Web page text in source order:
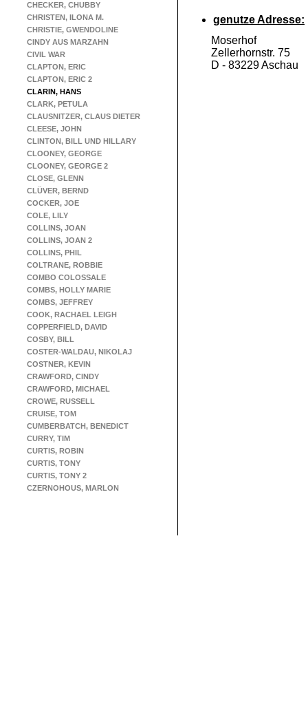
CHECKER, CHUBBY
CHRISTEN, ILONA M.
CHRISTIE, GWENDOLINE
CINDY AUS MARZAHN
CIVIL WAR
CLAPTON, ERIC
CLAPTON, ERIC 2
CLARIN, HANS
CLARK, PETULA
CLAUSNITZER, CLAUS DIETER
CLEESE, JOHN
CLINTON, BILL UND HILLARY
CLOONEY, GEORGE
CLOONEY, GEORGE 2
CLOSE, GLENN
CLÜVER, BERND
COCKER, JOE
COLE, LILY
COLLINS, JOAN
COLLINS, JOAN 2
COLLINS, PHIL
COLTRANE, ROBBIE
COMBO COLOSSALE
COMBS, HOLLY MARIE
COMBS, JEFFREY
COOK, RACHAEL LEIGH
COPPERFIELD, DAVID
COSBY, BILL
COSTER-WALDAU, NIKOLAJ
COSTNER, KEVIN
CRAWFORD, CINDY
CRAWFORD, MICHAEL
CROWE, RUSSELL
CRUISE, TOM
CUMBERBATCH, BENEDICT
CURRY, TIM
CURTIS, ROBIN
CURTIS, TONY
CURTIS, TONY 2
CZERNOHOUS, MARLON
genutze Adresse:
Moserhof
Zellerhornstr. 75
D - 83229 Aschau